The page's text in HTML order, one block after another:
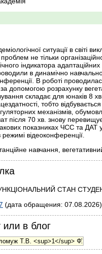
ситуації в світі
не тільки
індикатора
в динамічно
В роботі
допомогою розрахунку
складає для юнаків 8
тобто
механізмів,
після 70 хв. знову
показниках ЧСС та ДАТ
відеоконференції.
навчання,
СТАН
(дата обращения:
или в блог